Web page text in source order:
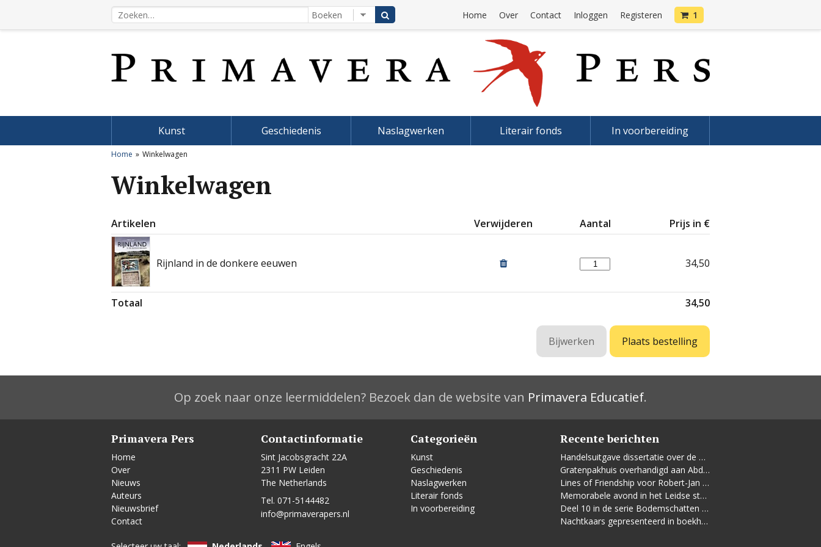
Home Over Contact Inloggen Registeren 1
Kunst Geschiedenis Naslagwerken Literair fonds In voorbereiding
Home Winkelwagen
Winkelwagen
Artikelen Verwijderen Aantal Prijs in €
Rijnland in de donkere eeuwen 34,50
Totaal 34,50
Op zoek naar onze leermiddelen? Bezoek dan de website van Primavera Educatief.
Primavera Pers
Home
Over
Nieuws
Auteurs
Nieuwsbrief
Contact
Contactinformatie
Sint Jacobsgracht 22A
2311 PW Leiden
The Netherlands
Tel. 071-5144482
info@primaverapers.nl
Categorieën
Kunst
Geschiedenis
Naslagwerken
Literair fonds
In voorbereiding
Recente berichten
Handelsuitgave dissertatie over de Leidse vrouwenbeweging
Gratenpakhuis overhandigd aan Abdelhaq Jermoumi
Lines of Friendship voor Robert-Jan te Rijdt
Memorabele avond in het Leidse stadhuis
Deel 10 in de serie Bodemschatten en Bouwgeheimen verschenen
Nachtkaars gepresenteerd in boekhandel De Kler